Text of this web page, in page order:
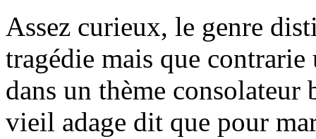
Assez curieux, le genre
tragédie mais que
dans un thème consolateur
vieil adage dit que pour